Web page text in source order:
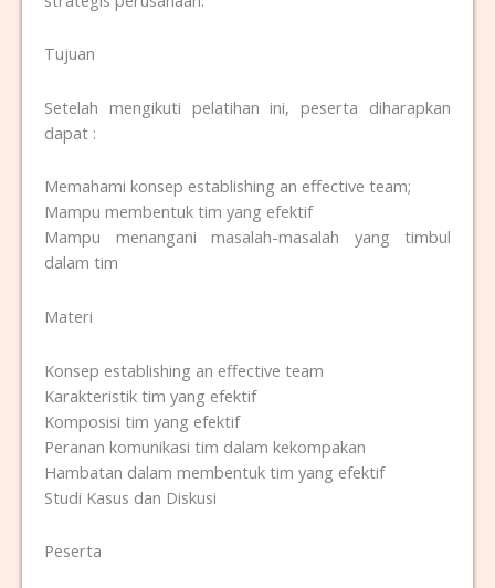
Tujuan
Setelah mengikuti pelatihan ini, peserta diharapkan
dapat :
Memahami konsep establishing an effective team;
Mampu membentuk tim yang efektif
Mampu menangani masalah-masalah yang timbul
dalam tim
Materi
Konsep establishing an effective team
Karakteristik tim yang efektif
Komposisi tim yang efektif
Peranan komunikasi tim dalam kekompakan
Hambatan dalam membentuk tim yang efektif
Studi Kasus dan Diskusi
Peserta